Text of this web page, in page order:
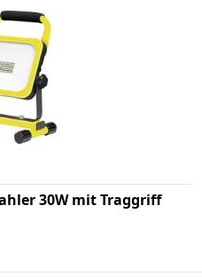
30W mit Traggriff